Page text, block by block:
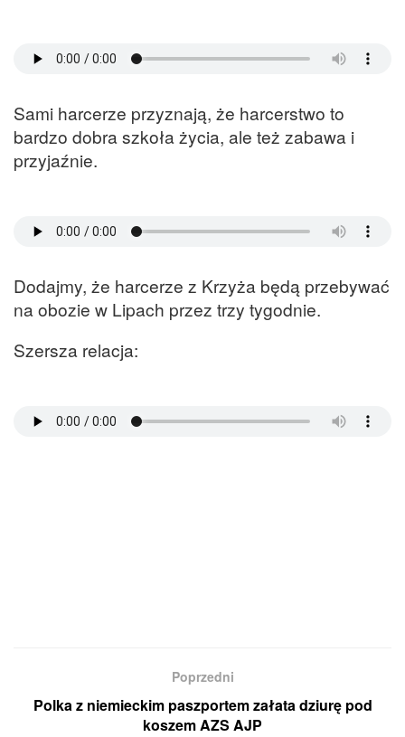
Sami harcerze przyznają, że harcerstwo to
bardzo dobra szkoła życia, ale też zabawa i
przyjaźnie.
Dodajmy, że harcerze z Krzyża będą przebywać
na obozie w Lipach przez trzy tygodnie.
Szersza relacja:
Poprzedni
Polka z niemieckim paszportem załata dziurę pod
koszem AZS AJP